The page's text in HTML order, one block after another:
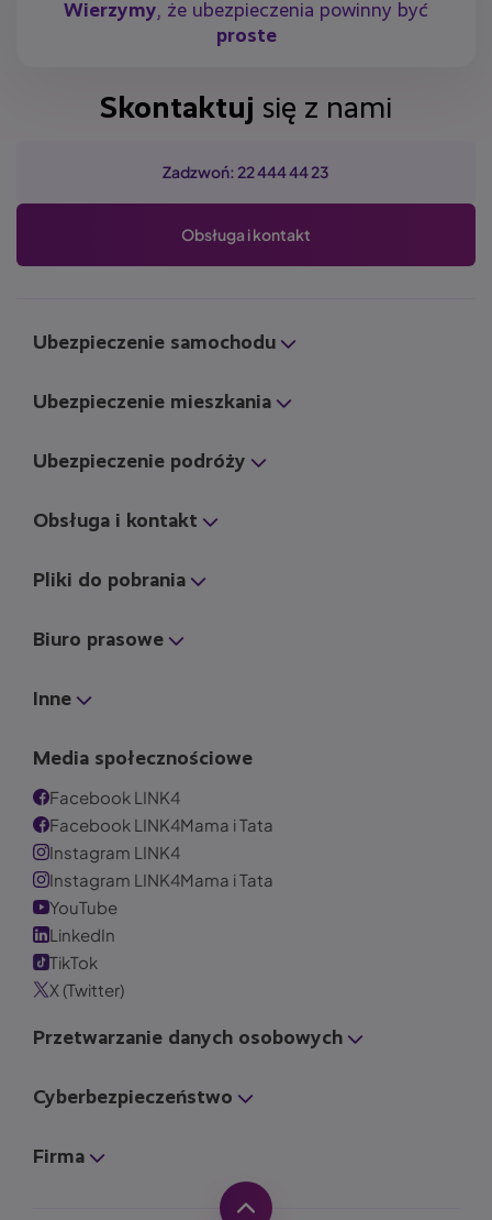
Wierzymy, że ubezpieczenia powinny być
proste
Skontaktuj się z nami
Zadzwoń: 22 444 44 23
Obsługa i kontakt
Ubezpieczenie samochodu
Ubezpieczenie mieszkania
Ubezpieczenie podróży
Obsługa i kontakt
Pliki do pobrania
Biuro prasowe
Inne
Media społecznościowe
Facebook LINK4
Facebook LINK4Mama i Tata
Instagram LINK4
Instagram LINK4Mama i Tata
YouTube
LinkedIn
TikTok
X (Twitter)
Przetwarzanie danych osobowych
Cyberbezpieczeństwo
Firma